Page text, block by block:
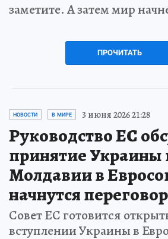
заметите. А затем мир
ПРОЧИТАТЬ
НОВОСТИ В МИРЕ 3 июня 2026 21:28
Руководство ЕС
принятие Украины
Молдавии в
начнутся
Совет ЕС готовится
вступлении Украины в